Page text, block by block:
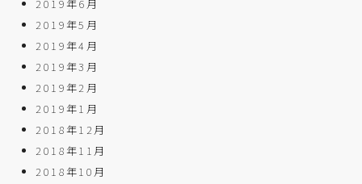
2019年6月
2019年5月
2019年4月
2019年3月
2019年2月
2019年1月
2018年12月
2018年11月
2018年10月